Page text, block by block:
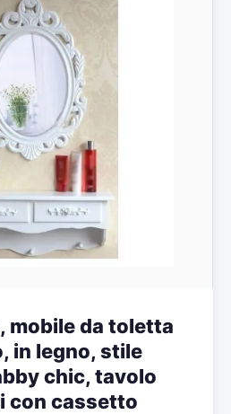
mobile da toletta
in legno, stile
chic, tavolo
con cassetto